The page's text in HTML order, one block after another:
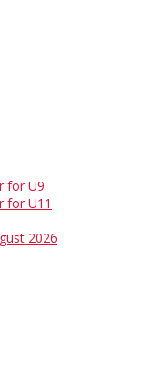
for U9
for U11
2026